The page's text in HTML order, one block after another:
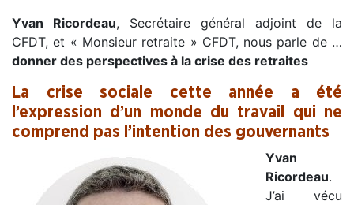
Yvan Ricordeau, Secrétaire général adjoint de la
CFDT, et « Monsieur retraite » CFDT, nous parle de …
donner des perspectives à la crise des retraites
La crise sociale cette année a été
l’expression d’un monde du travail qui ne
comprend pas l’intention des gouvernants
Yvan
Ricordeau.
J’ai vécu